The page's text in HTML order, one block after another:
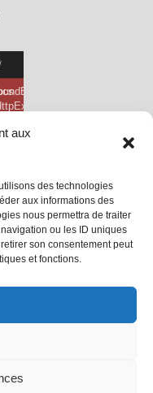
aux
des technologies
aux informations des
nous permettra de traiter
ou les ID uniques
son consentement peut
et fonctions.